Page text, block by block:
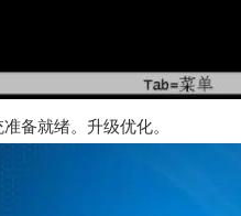
备就绪。升级优化。